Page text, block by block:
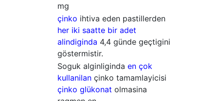
mg
çinko ihtiva eden pastillerden
her iki saatte bir adet
alindiginda 4,4 günde geçtigini
göstermistir.
Soguk alginliginda en çok
kullanilan çinko tamamlayicisi
çinko glükonat olmasina